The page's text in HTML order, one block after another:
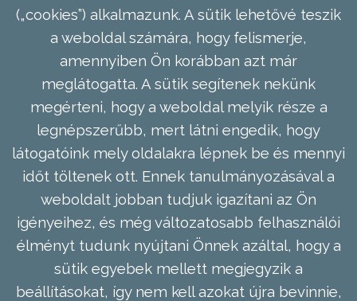
(„cookies”) alkalmazunk. A sütik lehetővé teszik
a weboldal számára, hogy felismerje,
amennyiben Ön korábban azt már
meglátogatta. A sütik segítenek nekünk
megérteni, hogy a weboldal melyik része a
legnépszerűbb, mert látni engedik, hogy
látogatóink mely oldalakra lépnek be és mennyi
időt töltenek ott. Ennek tanulmányozásával a
weboldalt jobban tudjuk igazítani az Ön
igényeihez, és még változatosabb felhasználói
élményt tudunk nyújtani Önnek azáltal, hogy a
sütik egyebek mellett megjegyzik a
beállításokat, így nem kell azokat újra bevinnie,